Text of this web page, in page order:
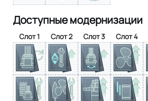
Доступные модернизации
Слот 1 Слот 2 Слот 3 Слот 4